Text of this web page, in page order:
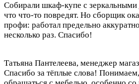
Собирали шкаф-купе с зеркальными
что что-то повредят. Но сборщик
профи: работал предельно
несколько раз. Спасибо!
Татьяна Пантелеева, менеджер
Спасибо за тёплые слова!